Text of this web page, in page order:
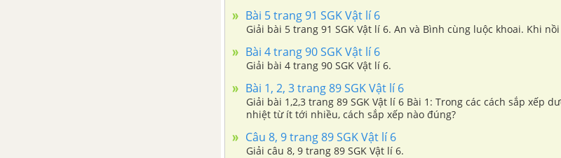
Bài 5 trang 91 SGK Vật lí 6
Giải bài 5 trang 91 SGK Vật lí 6. An và Bình cùng luộc khoai. Khi
Bài 4 trang 90 SGK Vật lí 6
Giải bài 4 trang 90 SGK Vật lí 6.
Bài 1, 2, 3 trang 89 SGK Vật lí 6
Giải bài 1,2,3 trang 89 SGK Vật lí 6 Bài 1: Trong các cách sắp xếp dưới đây cho các chất nở vì
nhiệt từ ít tới nhiều, cách sắp xếp nào đúng?
Câu 8, 9 trang 89 SGK Vật lí 6
Giải câu 8, 9 trang 89 SGK Vật lí 6.